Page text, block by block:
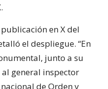
en X del
el despliegue. “En
junto a su
general inspector
de Orden y